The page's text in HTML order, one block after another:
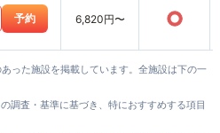
予約 6,820円〜 ○
った施設を掲載しています。全施設は下の一
調査・基準に基づき、特におすすめする項目